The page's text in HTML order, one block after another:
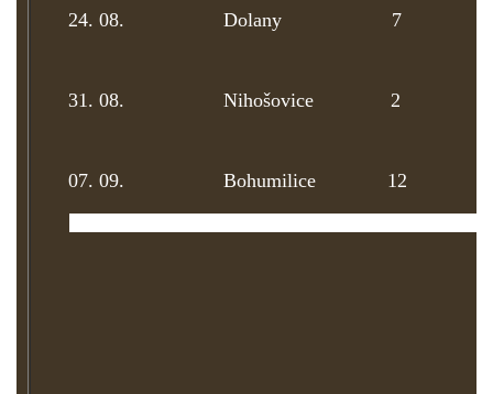
24. 08. Dolany 7
31. 08. Nihošovice 2
07. 09.
Bohumilice 12